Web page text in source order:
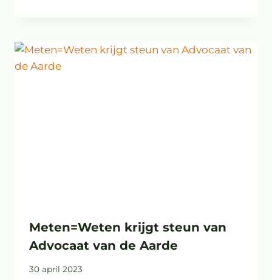
Meten=Weten krijgt steun van
Advocaat van de Aarde
30 april 2023